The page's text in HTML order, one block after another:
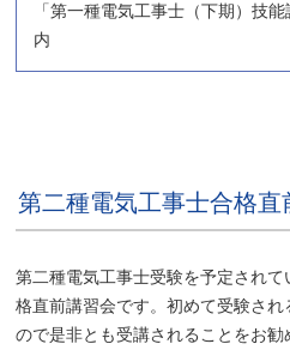
「第一種電気工事士（下期）技
内
第二種電気工事士合格直
第二種電気工事士受験を予定され
格直前講習会です。初めて受験さ
ので是非とも受講されることをお勧